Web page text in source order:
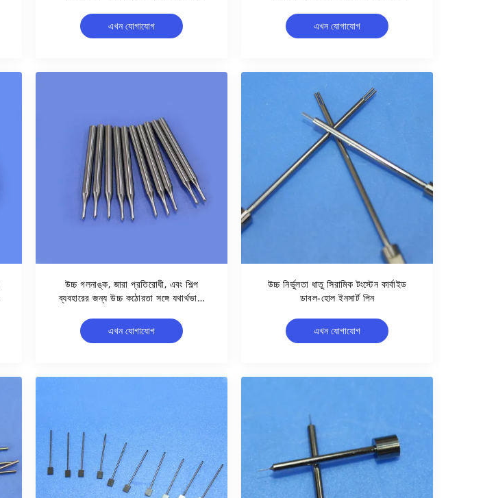
এখন যোগাযোগ
ডাই সেট
এখন যোগাযোগ
উচ্চ গলনাঙ্ক, জারা প্রতিরোধী, এবং শিল্প
ব্যবহারের জন্য উচ্চ কঠোরতা সঙ্গে যথার্থভাবে
এখন যোগাযোগ
উচ্চ নির্ভুলতা ধাতু সিরামিক টংস্টেন কার্বাইড
ডাবল-হোল ইনসার্ট পিন
এখন যোগাযোগ